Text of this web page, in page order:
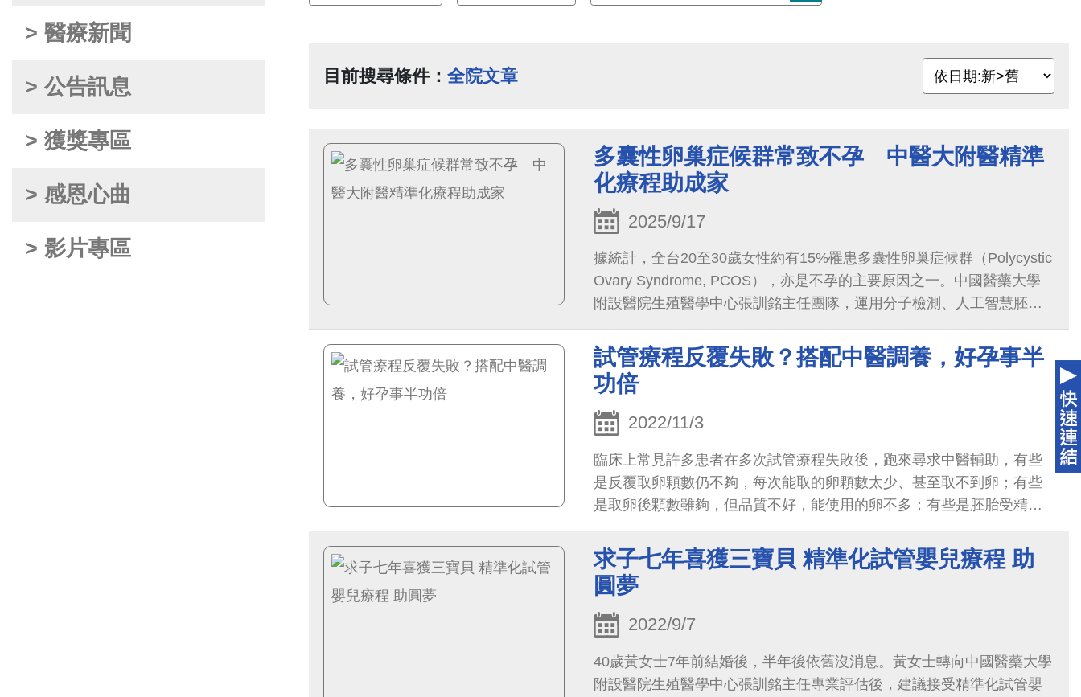
> 醫療新聞
> 公告訊息
> 獲獎專區
> 感恩心曲
> 影片專區
目前搜尋條件： 全院文章
多囊性卵巢症候群常致不孕 中醫大附醫精準
化療程助成家
2025/9/17
據統計，全台20至30歲女性約有15%罹患多囊性卵巢症候群（Polycystic
Ovary Syndrome, PCOS），亦是不孕的主要原因之一。中國醫藥大學
附設醫院生殖醫學中心張訓銘主任團隊，運用分子檢測、人工智慧胚胎
評估等精準化試管療程，成功協助一名24歲PCOS患者順利懷孕並產下
健康女嬰。
試管療程反覆失敗？搭配中醫調養，好孕事半
功倍
2022/11/3
臨床上常見許多患者在多次試管療程失敗後，跑來尋求中醫輔助，有些
是反覆取卵顆數仍不夠，每次能取的卵顆數太少、甚至取不到卵；有些
是取卵後顆數雖夠，但品質不好，能使用的卵不多；有些是胚胎受精
後，碎片或型態不佳，影響著床機率；有些胚胎品質雖好...
求子七年喜獲三寶貝 精準化試管嬰兒療程 助
圓夢
2022/9/7
40歲黃女士7年前結婚後，半年後依舊沒消息。黃女士轉向中國醫藥大學
附設醫院生殖醫學中心張訓銘主任專業評估後，建議接受精準化試管嬰